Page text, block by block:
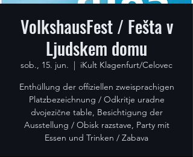
VolkshausFest / Fešta v
Ljudskem domu
sob., 15. jun.
  |
iKult Klagenfurt/Celovec
Enthüllung der offiziellen zweisprachigen
Platzbezeichnung / Odkritje uradne
dvojezične table, Besichtigung der
Ausstellung / Obisk razstave, Party mit
Essen und Trinken / Zabava